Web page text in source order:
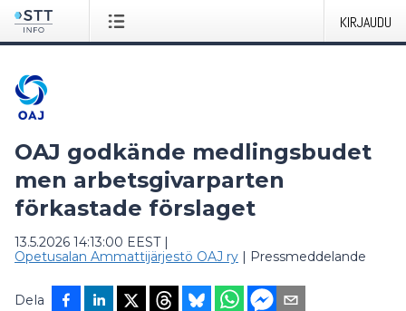
KIRJAUDU
OAJ godkände medlingsbudet
men arbetsgivarparten
förkastade förslaget
13.5.2026 14:13:00 EEST|
Opetusalan Ammattijärjestö OAJ ry | Pressmeddelande
Dela